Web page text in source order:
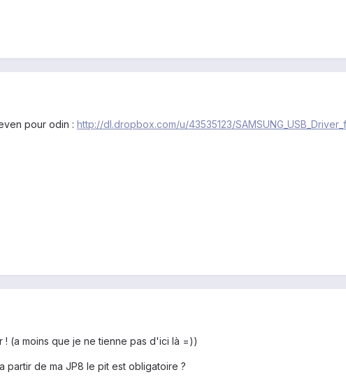
pour odin : http://dl.dropbox.com/u/43535123/
! (a moins que je ne tienne pas d'ici là =))
partir de ma JP8 le pit est obligatoire ?